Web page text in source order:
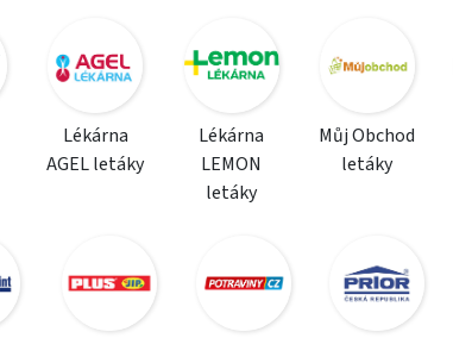
Lékárna
AGEL letáky
Lékárna
LEMON
letáky
Můj Obchod
letáky